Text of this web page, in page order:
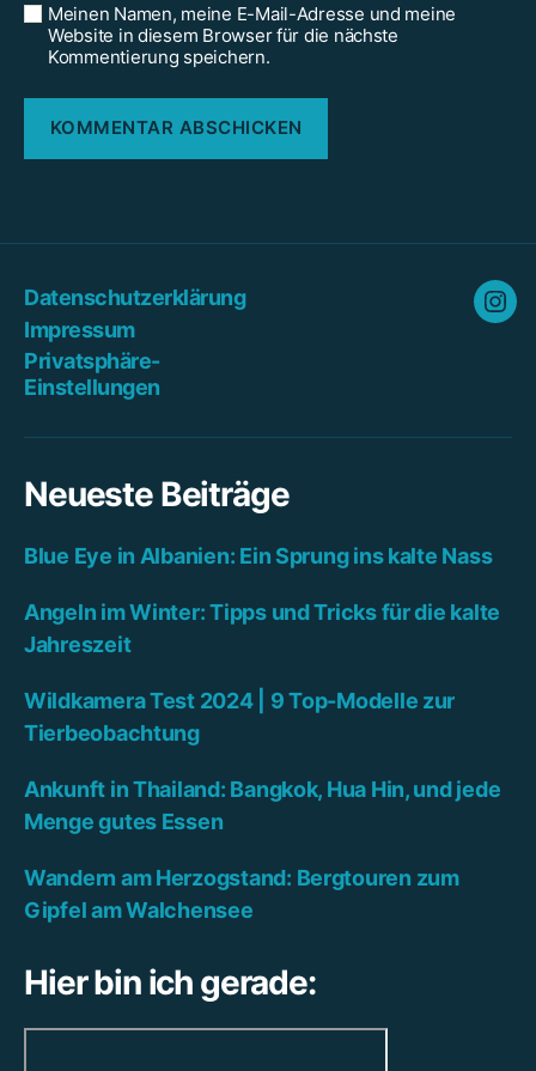
Meinen Namen, meine E-Mail-Adresse und meine
Website in diesem Browser für die nächste
Kommentierung speichern.
Datenschutzerklärung
Impressum
Privatsphäre-
Einstellungen
Neueste Beiträge
Blue Eye in Albanien: Ein Sprung ins kalte Nass
Angeln im Winter: Tipps und Tricks für die kalte
Jahreszeit
Wildkamera Test 2024 | 9 Top-Modelle zur
Tierbeobachtung
Ankunft in Thailand: Bangkok, Hua Hin, und jede
Menge gutes Essen
Wandern am Herzogstand: Bergtouren zum
Gipfel am Walchensee
Hier bin ich gerade: